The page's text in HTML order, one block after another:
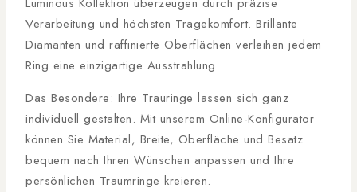
Verarbeitung und höchsten Tragekomfort. Brillante
Diamanten und raffinierte Oberflächen verleihen jedem
Ring eine einzigartige Ausstrahlung.
Das Besondere: Ihre Trauringe lassen sich ganz
individuell gestalten. Mit unserem Online-Konfigurator
können Sie Material, Breite, Oberfläche und Besatz
bequem nach Ihren Wünschen anpassen und Ihre
persönlichen Traumringe kreieren.